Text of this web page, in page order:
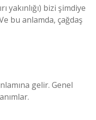
yakınlığı) bizi şimdiye
bu anlamda, çağdaş
gelir. Genel